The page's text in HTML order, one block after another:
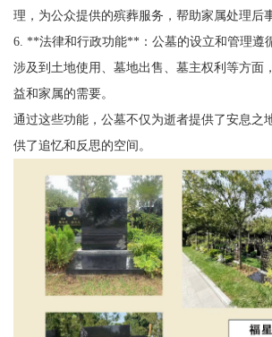
理，为公众提供的殡葬服务，帮助家属处理后事
6. **法律和行政功能**：公墓的设立和管理遵
涉及到土地使用、墓地出售、墓主权利等方面
益和家属的需要。
通过这些功能，公墓不仅为逝者提供了安息之
供了追忆和反思的空间。